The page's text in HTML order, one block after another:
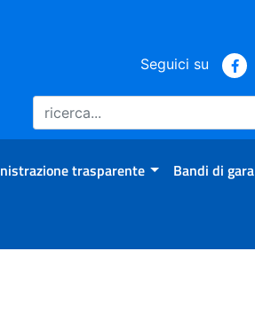
Seguici su
trasparente Bandi di gara